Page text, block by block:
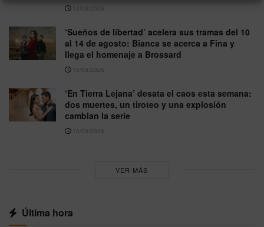
10/08/2026
‘Sueños de libertad’ acelera sus tramas del 10
al 14 de agosto: Bianca se acerca a Fina y
llega el homenaje a Brossard
10/08/2026
‘En Tierra Lejana’ desata el caos esta semana:
dos muertes, un tiroteo y una explosión
cambian la serie
10/08/2026
VER MÁS
Última hora